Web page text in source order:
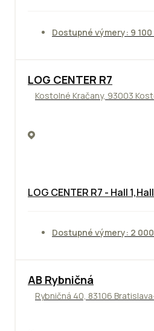
Dostupné výmery: 9 100
TOP
LOG CENTER R7
Kostolné Kračany, 93003
LOG CENTER R7 - Hall
Dostupné výmery: 2 000
AB Rybničná
Rybničná 40, 83106